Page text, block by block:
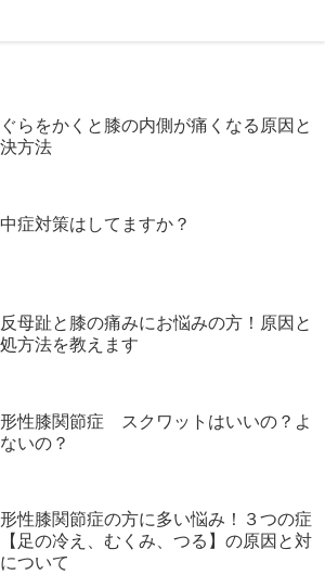
らをかくと膝の内側が痛くなる原因と
方法
症対策はしてますか？
母趾と膝の痛みにお悩みの方！原因と
方法を教えます
性膝関節症 スクワットはいいの？よ
いの？
性膝関節症の方に多い悩み！３つの症
足の冷え、むくみ、つる】の原因と対
ついて